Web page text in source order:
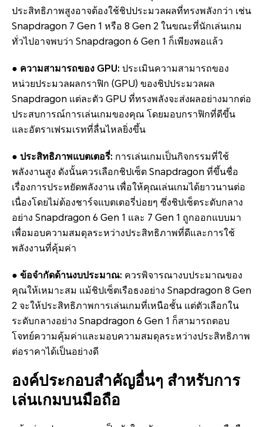
ประสิทธิภาพสูงอาจต้องใช้ชิปประมวลผลที่ทรงพลังกว่า เช่น
Snapdragon 7 Gen 1 หรือ 8 Gen 2 ในขณะที่นักเล่นเกม
ทั่วไปอาจพบว่า Snapdragon 6 Gen 1 ก็เพียงพอแล้ว
● ความสามารถของ GPU: ประเมินความสามารถของ
หน่วยประมวลผลกราฟิก (GPU) ของชิปประมวลผล
Snapdragon แต่ละตัว GPU ที่ทรงพลังจะส่งผลอย่างมากต่อ
ประสบการณ์การเล่นเกมของคุณ โดยมอบกราฟิกที่ดีขึ้น
และอัตราเฟรมเรทที่ลื่นไหลยิ่งขึ้น
● ประสิทธิภาพแบตเตอรี่: การเล่นเกมเป็นกิจกรรมที่ใช้
พลังงานสูง ดังนั้นควรเลือกชิปเซ็ต Snapdragon ที่ขึ้นชื่อ
เรื่องการประหยัดพลังงาน เพื่อให้คุณเล่นเกมได้ยาวนานต่อ
เนื่องโดยไม่ต้องชาร์จแบตเตอรี่บ่อยๆ ซึ่งชิปเซ็ตระดับกลาง
อย่าง Snapdragon 6 Gen 1 และ 7 Gen 1 ถูกออกแบบมา
เพื่อมอบความสมดุลระหว่างประสิทธิภาพที่ดีและการใช้
พลังงานที่คุ้มค่า
● ข้อจำกัดด้านงบประมาณ: ควรพิจารณางบประมาณของ
คุณให้เหมาะสม แม้ชิปเซ็ตเรือธงอย่าง Snapdragon 8 Gen
2 จะให้ประสิทธิภาพการเล่นเกมที่เหนือชั้น แต่ตัวเลือกใน
ระดับกลางอย่าง Snapdragon 6 Gen 1 ก็สามารถตอบ
โจทย์ความคุ้มค่าและมอบความสมดุลระหว่างประสิทธิภาพ
ต่อราคาได้เป็นอย่างดี
องค์ประกอบสำคัญอื่นๆ สำหรับการ
เล่นเกมบนมือถือ